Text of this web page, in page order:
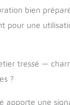
bien
pour une
tressé —
?
apporte une